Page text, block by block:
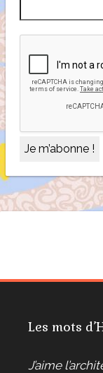
Les mots
J’aime